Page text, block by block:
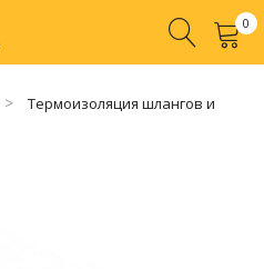
0
Термоизоляция шлангов и